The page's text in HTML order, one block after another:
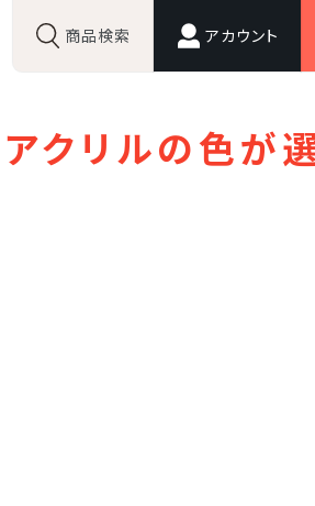
商品検索 アカウント
クリルの色が